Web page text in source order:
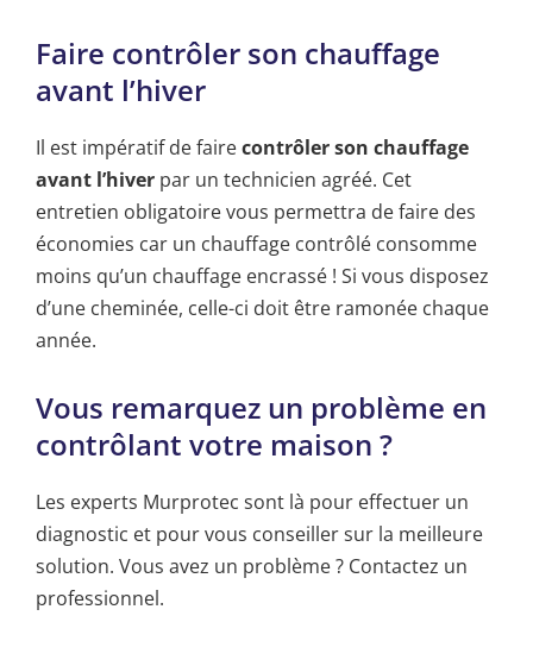
Faire contrôler son chauffage
avant l’hiver
Il est impératif de fairecontrôler son chauffage
avant l’hiver par un technicien agréé. Cet
entretien obligatoire vous permettra de faire des
économies car un chauffage contrôlé consomme
moins qu’un chauffage encrassé ! Si vous disposez
d’une cheminée, celle-ci doit être ramonée chaque
année.
Vous remarquez un problème en
contrôlant votre maison ?
Les experts Murprotec sont là pour effectuer un
diagnostic et pour vous conseiller sur la meilleure
solution. Vous avez un problème ? Contactez un
professionnel.